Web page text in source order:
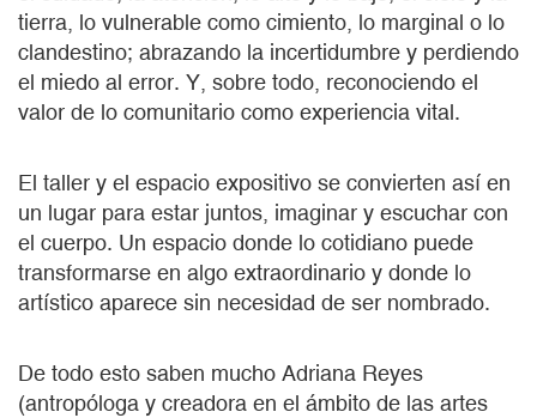
tierra, lo vulnerable como cimiento, lo marginal o lo
clandestino; abrazando la incertidumbre y perdiendo
el miedo al error. Y, sobre todo, reconociendo el
valor de lo comunitario como experiencia vital.
El taller y el espacio expositivo se convierten así en
un lugar para estar juntos, imaginar y escuchar con
el cuerpo. Un espacio donde lo cotidiano puede
transformarse en algo extraordinario y donde lo
artístico aparece sin necesidad de ser nombrado.
De todo esto saben mucho Adriana Reyes
(antropóloga y creadora en el ámbito de las artes